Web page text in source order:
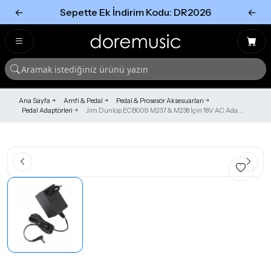
← Sepette Ek İndirim Kodu: DR2026 ←
Ana Sayfa Amfi & Pedal
Pedal & Prosesör Aksesuarları
Pedal Adaptörleri
Jim Dunlop ECB009 M237 & M238 İçin 18V AC Ada...
Tümünü Gör
Tümünü gör